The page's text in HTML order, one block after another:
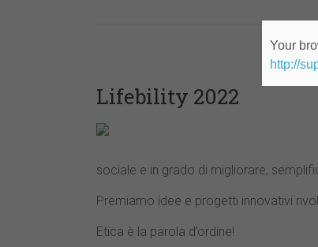
Lifebility 2022
sociale e in grado di migliorare,
Premiamo idee e progetti innovativi
Etica è la parola d’ordine!
Your
http://